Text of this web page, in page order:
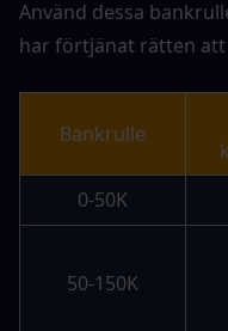
Använd dessa
har förtjänat rätten
Bankrulle
0-50K
50-150K